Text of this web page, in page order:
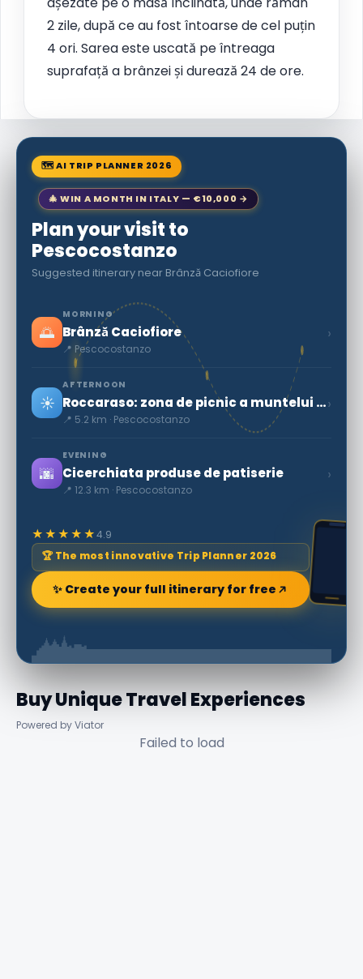
2 zile, după ce au fost întoarse de cel puțin
4 ori. Sarea este uscată pe întreaga
suprafață a brânzei și durează 24 de ore.
🗺 AI TRIP PLANNER 2026
🎄 WIN A MONTH IN ITALY — €10,000 →
Plan your visit to
Pescocostanzo
Suggested itinerary near Brânză Caciofiore
🌅
MORNING
Brânză Caciofiore
📍 Pescocostanzo
›
☀️
AFTERNOON
Roccaraso: zona de picnic a muntelui Split
📍 5.2 km · Pescocostanzo
›
🌆
EVENING
Cicerchiata produse de patiserie
📍 12.3 km · Pescocostanzo
›
★★★★★4.9
🏆 The most innovative Trip Planner 2026
✨ Create your full itinerary for free
Buy Unique Travel Experiences
Powered by Viator
Failed to load